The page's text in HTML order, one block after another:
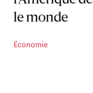
le monde
Économie